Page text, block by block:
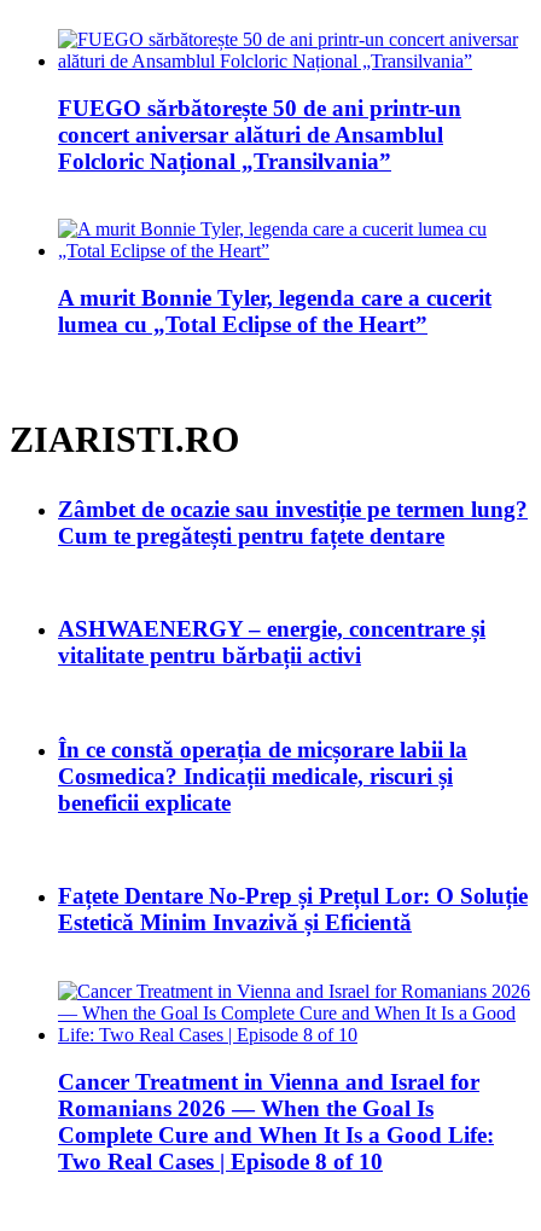
FUEGO sărbătorește 50 de ani printr-un
concert aniversar alături de Ansamblul
Folcloric Național „Transilvania”
A murit Bonnie Tyler, legenda care a cucerit
lumea cu „Total Eclipse of the Heart”
ZIARISTI.RO
Zâmbet de ocazie sau investiție pe termen lung?
Cum te pregătești pentru fațete dentare
ASHWAENERGY – energie, concentrare și
vitalitate pentru bărbații activi
În ce constă operația de micșorare labii la
Cosmedica? Indicații medicale, riscuri și
beneficii explicate
Fațete Dentare No-Prep și Prețul Lor: O Soluție
Estetică Minim Invazivă și Eficientă
Cancer Treatment in Vienna and Israel for
Romanians 2026 — When the Goal Is
Complete Cure and When It Is a Good Life:
Two Real Cases | Episode 8 of 10